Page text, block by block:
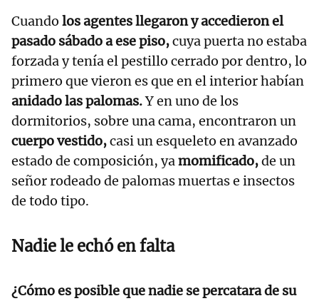
Cuando los agentes llegaron y accedieron el
pasado sábado a ese piso,cuya puerta no estaba
forzada y tenía el pestillo cerrado por dentro, lo
primero que vieron es que en el interior habían
anidado las palomas.Y en uno de los
dormitorios, sobre una cama, encontraron un
cuerpo vestido,casi un esqueleto en avanzado
estado de composición, yamomificado,de un
señor rodeado de palomas muertas e insectos
de todo tipo.
Nadie le echó en falta
¿Cómo es posible que nadie se percatara de su